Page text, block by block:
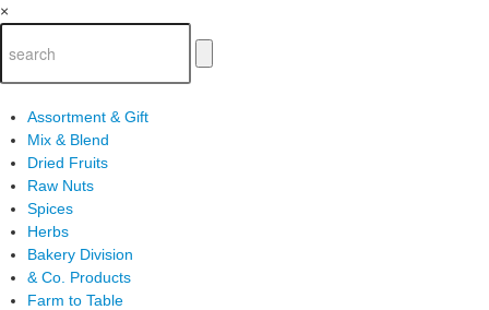
×
Assortment & Gift
Mix & Blend
Dried Fruits
Raw Nuts
Spices
Herbs
Bakery Division
& Co. Products
Farm to Table